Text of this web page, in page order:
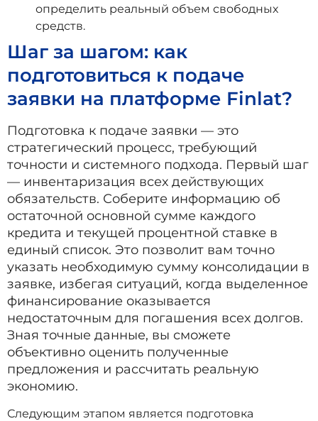
определить реальный объем свободных
средств.
Шаг за шагом: как
подготовиться к подаче
заявки на платформе Finlat?
Подготовка к подаче заявки — это
стратегический процесс, требующий
точности и системного подхода. Первый шаг
— инвентаризация всех действующих
обязательств. Соберите информацию об
остаточной основной сумме каждого
кредита и текущей процентной ставке в
единый список. Это позволит вам точно
указать необходимую сумму консолидации в
заявке, избегая ситуаций, когда выделенное
финансирование оказывается
недостаточным для погашения всех долгов.
Зная точные данные, вы сможете
объективно оценить полученные
предложения и рассчитать реальную
экономию.
Следующим этапом является подготовка